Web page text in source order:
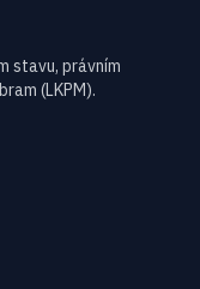
stavu, právním
(LKPM).